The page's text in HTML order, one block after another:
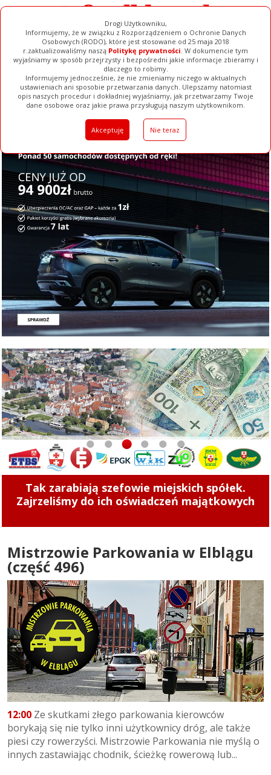
Drogi Użytkowniku,
Informujemy, że w związku z Rozporządzeniem o Ochronie Danych
Osobowych (RODO), które jest stosowane od 25 maja 2018
r.zaktualizowaliśmy naszą Politykę prywatności. W dokumencie tym
wyjaśniamy w sposób przejrzysty i bezpośredni jakie informacje zbieramy i
dlaczego to robimy.
Informujemy jednocześnie, że nie zmieniamy niczego w aktualnych
ustawieniach ani sposobie przetwarzania danych. Ulepszamy natomiast
opis naszych procedur i dokładniej wyjaśniamy, jak przetwarzamy Twoje
dane osobowe oraz jakie prawa przysługują naszym użytkownikom.
Akceptuję Nie teraz
Ogłoszenia Filmy Galerie Baza Firm Pełna Wersja
Tak zarabiają szefowie miejskich spółek.
Zajrzeliśmy do ich oświadczeń majątkowych
1 2 3 4 5 6
Mistrzowie Parkowania w Elblągu
(część 496)
12:00 Ze skutkami złego parkowania kierowców
borykają się nie tylko inni użytkownicy dróg, ale także
piesi czy rowerzyści. Mistrzowie Parkowania nie myślą o
innych zastawiając chodnik, ścieżkę rowerową lub...